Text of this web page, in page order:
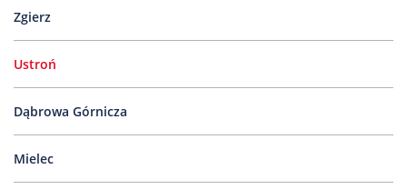
Mielec
Dąbrowa Górnicza
Zgierz
Ustroń